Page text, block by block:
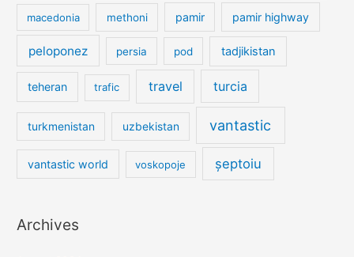
macedonia methoni pamir pamir highway
peloponez persia pod tadjikistan
teheran trafic travel turcia
turkmenistan uzbekistan vantastic
vantastic world voskopoje șeptoiu
Archives